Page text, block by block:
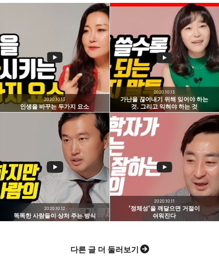
drkim.kr
doyoun 님의 블로그입니다.
구독하기
카카오톡 라인 트위터
밴드 네이버 블로그
인생을 바꾸는 두가지 요소
2020.10.13
가난을 끊어내기 위해 잊어야 하는
것. 그리고 익혀야 하는 것
2020.10.13
똑똑한 사람들이 상처 주는 방식
2020.10.12
'정체성'을 깨달으면 거절이
쉬워진다
2020.10.11
다른 글 더 둘러보기